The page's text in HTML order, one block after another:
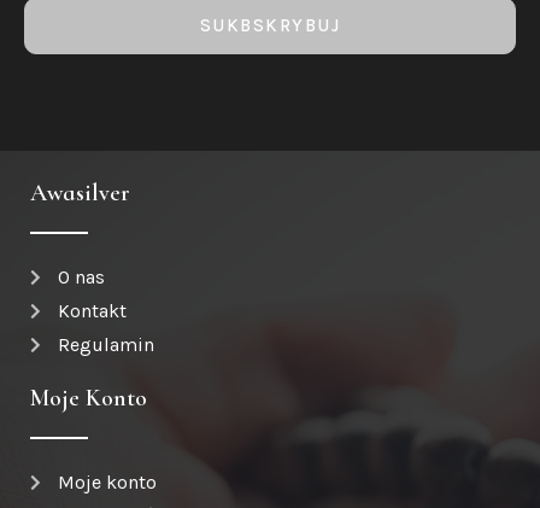
SUKBSKRYBUJ
Awasilver
O nas
Kontakt
Regulamin
Moje Konto
Moje konto